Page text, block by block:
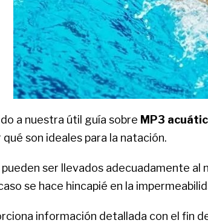
a nuestra útil guía sobre MP3
qué son ideales para la natación.
pueden ser llevados adecuadamente
se hace hincapié en la
información detallada con el fin